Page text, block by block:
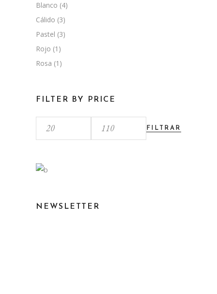
Blanco (4)
Cálido (3)
Pastel (3)
Rojo (1)
Rosa (1)
FILTER BY PRICE
Precio
mínimo
Precio
máximo
FILTRAR
NEWSLETTER